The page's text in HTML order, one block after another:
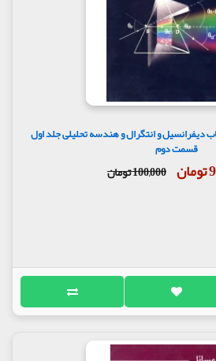
دیفرانسیل و انتگرال و هندسه تحلیلی جلد اول
قسمت دوم
100,000 تومان